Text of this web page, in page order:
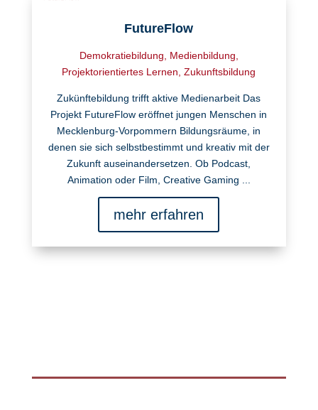
FutureFlow
Demokratiebildung Medienbildung
Projektorientiertes Lernen Zukunftsbildung
Zukünftebildung trifft aktive Medienarbeit Das
Projekt FutureFlow eröffnet jungen Menschen in
Mecklenburg-Vorpommern Bildungsräume, in
denen sie sich selbstbestimmt und kreativ mit der
Zukunft auseinandersetzen. Ob Podcast,
Animation oder Film, Creative Gaming ...
mehr erfahren